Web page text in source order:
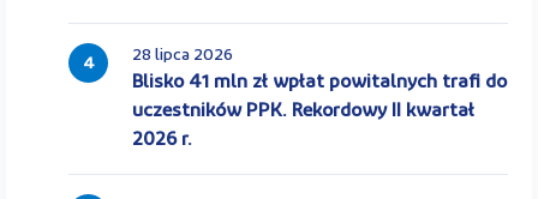
4 28 lipca 2026
Blisko 41 mln zł wpłat powitalnych trafi do
uczestników PPK. Rekordowy II kwartał
2026 r.